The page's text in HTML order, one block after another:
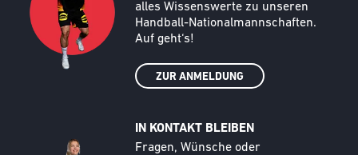
alles Wissenswerte zu unseren
Handball-Nationalmannschaften.
Auf geht‘s!
ZUR ANMELDUNG
Call to action image
IN KONTAKT BLEIBEN
Text
Fragen, Wünsche oder